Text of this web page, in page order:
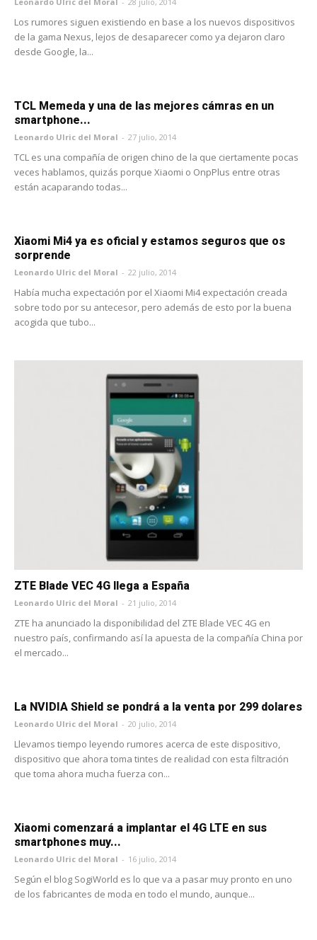
Los rumores siguen existiendo en base a los nuevos dispositivos
de la gama Nexus, lejos de desaparecer como ya dejaron claro
desde Google, la...
TCL Memeda y una de las mejores cámras en un
smartphone...
Leonardo Ulric del Moral - 27 julio, 2014
TCL es una compañía de origen chino de la que ciertamente pocas
veces hablamos, quizás porque Xiaomi o OnpPlus entre otras
están acaparando todas...
Xiaomi Mi4 ya es oficial y estamos seguros que os
sorprende
Leonardo Ulric del Moral - 22 julio, 2014
Había mucha expectación por el Xiaomi Mi4 expectación creada
sobre todo por su antecesor, pero además de esto por la buena
acogida que tubo...
ZTE Blade VEC 4G llega a España
Leonardo Ulric del Moral - 21 julio, 2014
ZTE ha anunciado la disponibilidad del ZTE Blade VEC 4G en
nuestro país, confirmando así la apuesta de la compañía China por
el mercado...
La NVIDIA Shield se pondrá a la venta por 299 dolares
Leonardo Ulric del Moral - 20 julio, 2014
Llevamos tiempo leyendo rumores acerca de este dispositivo,
dispositivo que ahora toma tintes de realidad con esta filtración
que toma ahora mucha fuerza con...
Xiaomi comenzará a implantar el 4G LTE en sus
smartphones muy...
Leonardo Ulric del Moral - 16 julio, 2014
Según el blog SogiWorld es lo que va a pasar muy pronto en uno
de los fabricantes de moda en todo el mundo, aunque...